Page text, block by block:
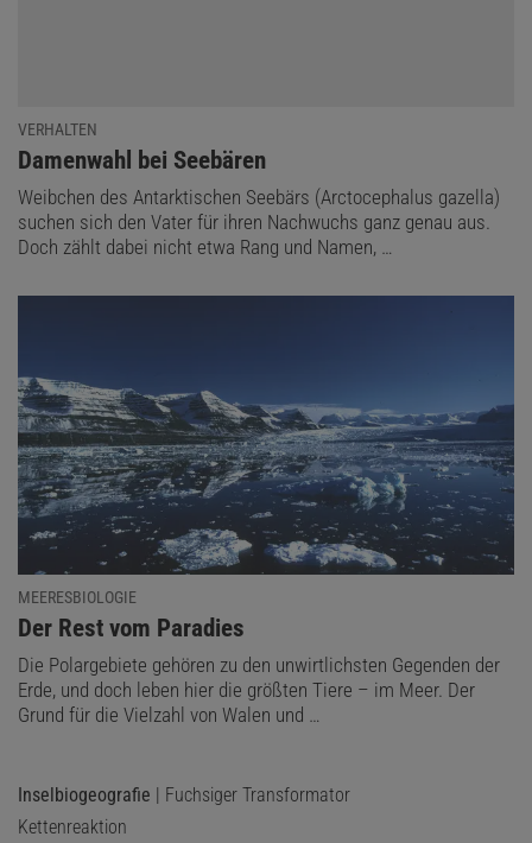
VERHALTEN
:
Damenwahl bei Seebären
Weibchen des Antarktischen Seebärs (Arctocephalus gazella)
suchen sich den Vater für ihren Nachwuchs ganz genau aus.
Doch zählt dabei nicht etwa Rang und Namen, …
MEERESBIOLOGIE
:
Der Rest vom Paradies
Die Polargebiete gehören zu den unwirtlichsten Gegenden der
Erde, und doch leben hier die größten Tiere – im Meer. Der
Grund für die Vielzahl von Walen und …
Inselbiogeografie | Fuchsiger Transformator
Kettenreaktion